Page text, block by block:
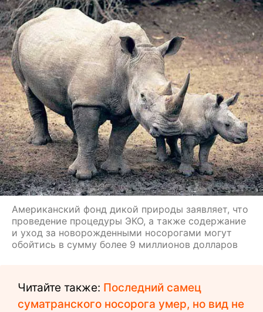
Американский фонд дикой природы заявляет, что
проведение процедуры ЭКО, а также содержание
и уход за новорожденными носорогами могут
обойтись в сумму более 9 миллионов долларов
Читайте также: Последний самец
суматранского носорога умер, но вид не